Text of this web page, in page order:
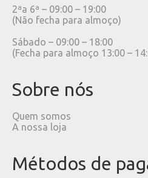
2ªa 6ª – 09:00 – 19:00
(Não fecha para almoço)
Sábado – 09:00 – 18:00
(Fecha para almoço 13:00 –
Sobre nós
Quem somos
A nossa loja
Métodos de